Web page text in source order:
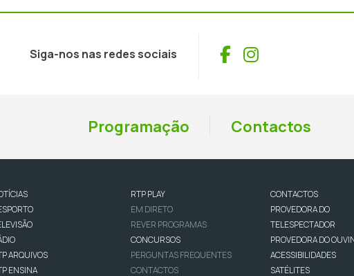
Siga-nos nas redes sociais Facebook
Instagram
Programação Contactos
ARQUIVOS
ENSINA
RTP PLAY
EM DIRETO
REVER PROGRAMAS
CONCURSOS
PERGUNTAS FREQUENTES
CONTACTOS
CONTACTOS
PROVEDORA DO
TELESPECTADOR
PROVEDORA DO
ACESSIBILIDADES
SATÉLITES